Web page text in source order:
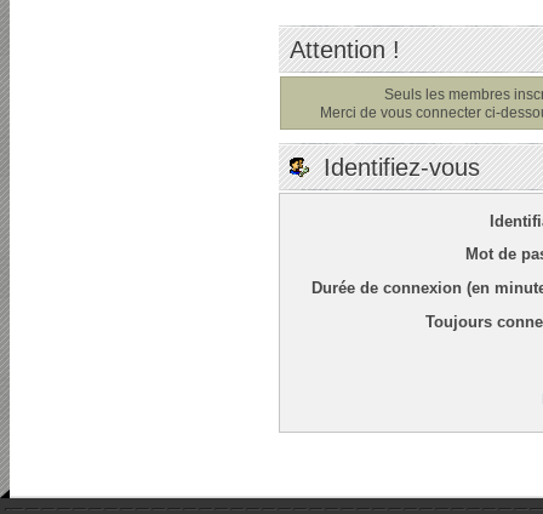
Attention !
Seuls les membres
Merci de vous connecter ci-
Identifiez-vous
Mot de
Durée de connexion (en
Toujours